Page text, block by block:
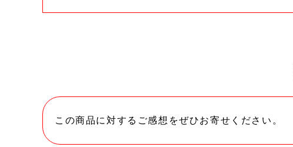
この商品に対するご感想をぜひお寄せください。